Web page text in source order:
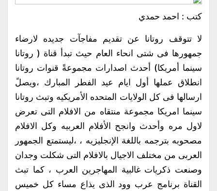
كتب : احمد حمدي
لا تتوقف روتانا عن تقديم مفاجآت جديده لارضاء
جمهورها فى شتى انحاء العام حيث تبدأ قناة ( روتانا
سينما أمريكا) أحدث اصدارات مجموعةً قنوات روتانا
انطلاق عملها أول ايام عيد الفطر المبارك ،ويصلً
ارسالها فى كل الولايات المتحده الأمريكيه وتبث روتانا
سينما امريكا مجموعة منتقاه من الافلام التى تعرض
لاول مره وأحدث وانجح الأفلام العربيه وكل الافلام
مصحوبه بترجمه باللغة الإنجليزيه ، ،ليستمتع الجمهور
العربى من مختلف الاجيال بالافلام التى شكلت وجدان
وصنعت ذكريات غالبية المهاجرين العرب ، كما تبث
القناة برنامج عرب وود الذى يذاع مساء كل خميس